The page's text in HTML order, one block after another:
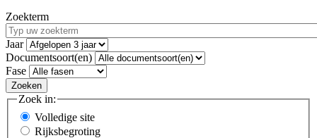
Zoekterm
Jaar
Documentsoort(en)
Fase
Zoek in:
Volledige site
Rijksbegroting